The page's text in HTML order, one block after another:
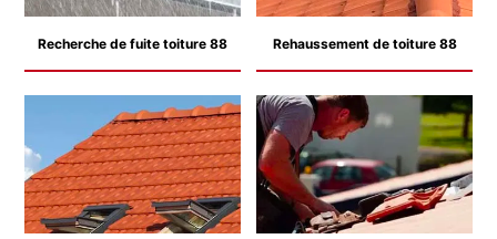
Recherche de fuite toiture 88 Rehaussement de toiture 88